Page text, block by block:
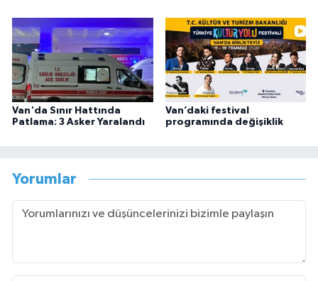
Van'da Sınır Hattında
Patlama: 3 Asker Yaralandı
Van’daki festival
programında değişiklik
Yorumlar